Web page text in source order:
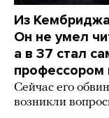
Из
Он не умел
а в 37 стал
профессором
Сейчас его
возникли